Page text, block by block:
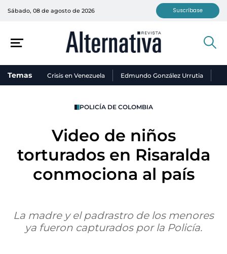
Sábado, 08 de agosto de 2026 Suscríbase
Temas Crisis en Venezuela Edmundo González Urrutia
POLICÍA DE COLOMBIA
Video de niños
torturados en Risaralda
conmociona al país
La madre y el padrastro de los menores
ya fueron capturados por la Policía.